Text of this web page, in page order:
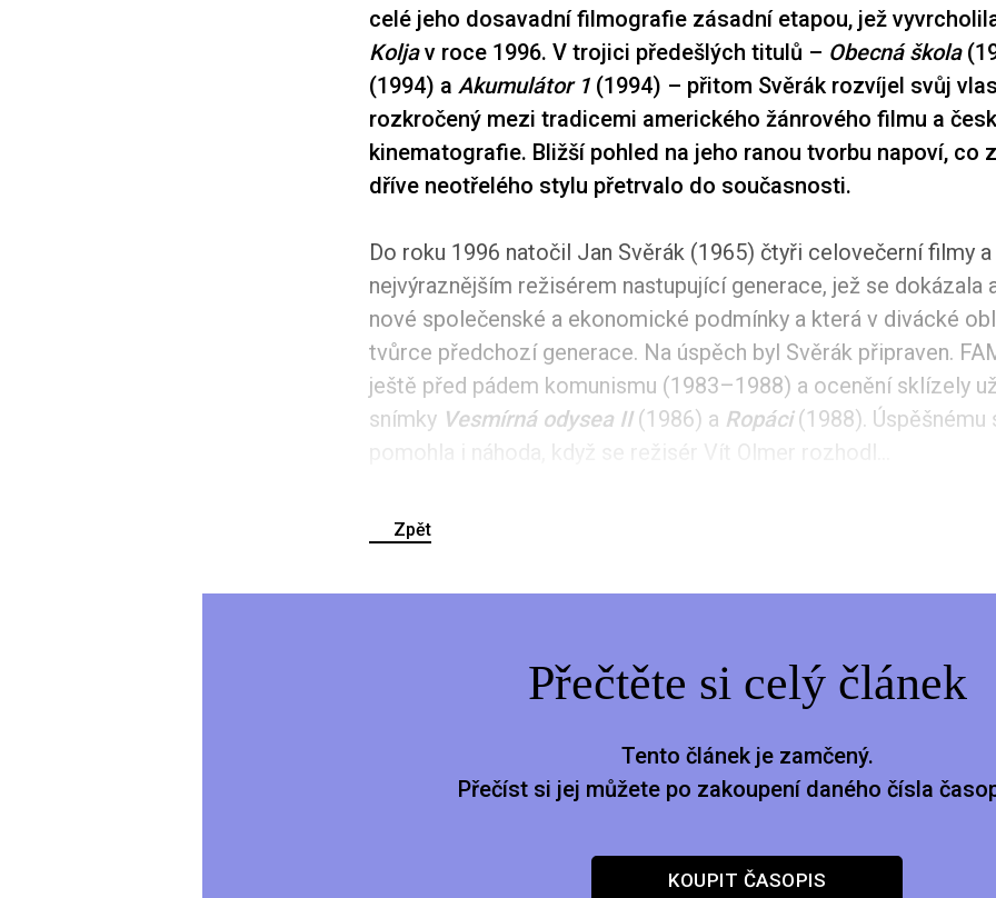
celé jeho dosavadní filmografie zásadní etapou, jež
Koljav roce 1996. V trojici předešlých titulů – Obecná škola
(1994) a Akumulátor 1 (1994) – přitom Svěrák rozvíjel svůj
rozkročený mezi tradicemi amerického žánrového filmu a
kinematografie. Bližší pohled na jeho ranou tvorbu napoví, co
dříve neotřelého stylu přetrvalo do současnosti.
Do roku 1996 natočil Jan Svěrák (1965) čtyři celovečerní filmy
nejvýraznějším režisérem nastupující generace, jež se dokázala
nové společenské a ekonomické podmínky a která v divácké
tvůrce předchozí generace. Na úspěch byl Svěrák připraven.
ještě před pádem komunismu (1983–1988) a ocenění sklízely
snímky Vesmírná odysea II(1986) a Ropáci (1988).
pomohla i náhoda, když se režisér Vít Olmer rozhodl...
Zpět
Přečtěte si celý článek
Tento článek je zamčený.
Přečíst si jej můžete po zakoupení daného čísla
KOUPIT ČASOPIS